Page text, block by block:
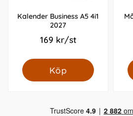
Kalender Business A5 4i1
2027
169 kr/st
Köp